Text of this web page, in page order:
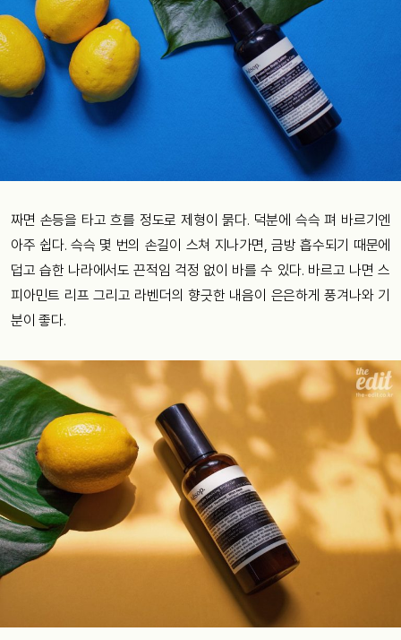
짜면 손등을 타고 흐를 정도로 제형이 묽다. 덕분에 슥슥 펴 바르기엔
아주 쉽다. 슥슥 몇 번의 손길이 스쳐 지나가면, 금방 흡수되기 때문에
덥고 습한 나라에서도 끈적임 걱정 없이 바를 수 있다. 바르고 나면 스
피아민트 리프 그리고 라벤더의 향긋한 내음이 은은하게 풍겨나와 기
분이 좋다.